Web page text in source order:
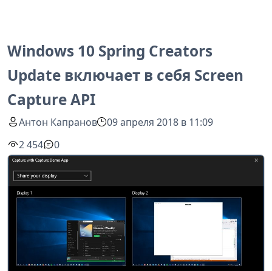
Windows 10 Spring Creators
Update включает в себя Screen
Capture API
Антон Капранов
09 апреля 2018 в 11:09
2 454
0